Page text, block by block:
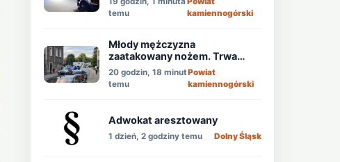
temu
kamiennogórski
Młody mężczyzna
zaatakowany nożem. Trwa
obława!
20 godzin, 18 minut
temu
Powiat
kamiennogórski
Adwokat aresztowany
1 dzień, 2 godziny temu Dolny Śląsk